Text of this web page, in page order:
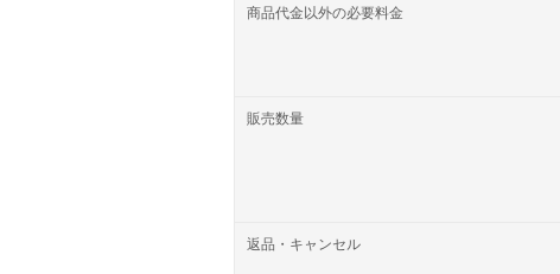
商品代金以外の必要料金
販売数量
返品・キャンセル